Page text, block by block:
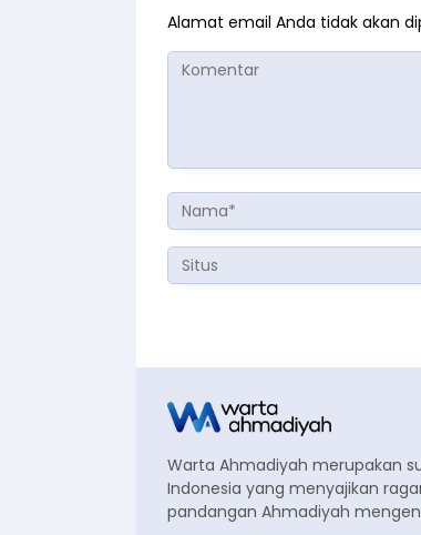
Alamat email Anda tidak akan
Warta Ahmadiyah merupakan
Indonesia yang menyajikan
pandangan Ahmadiyah